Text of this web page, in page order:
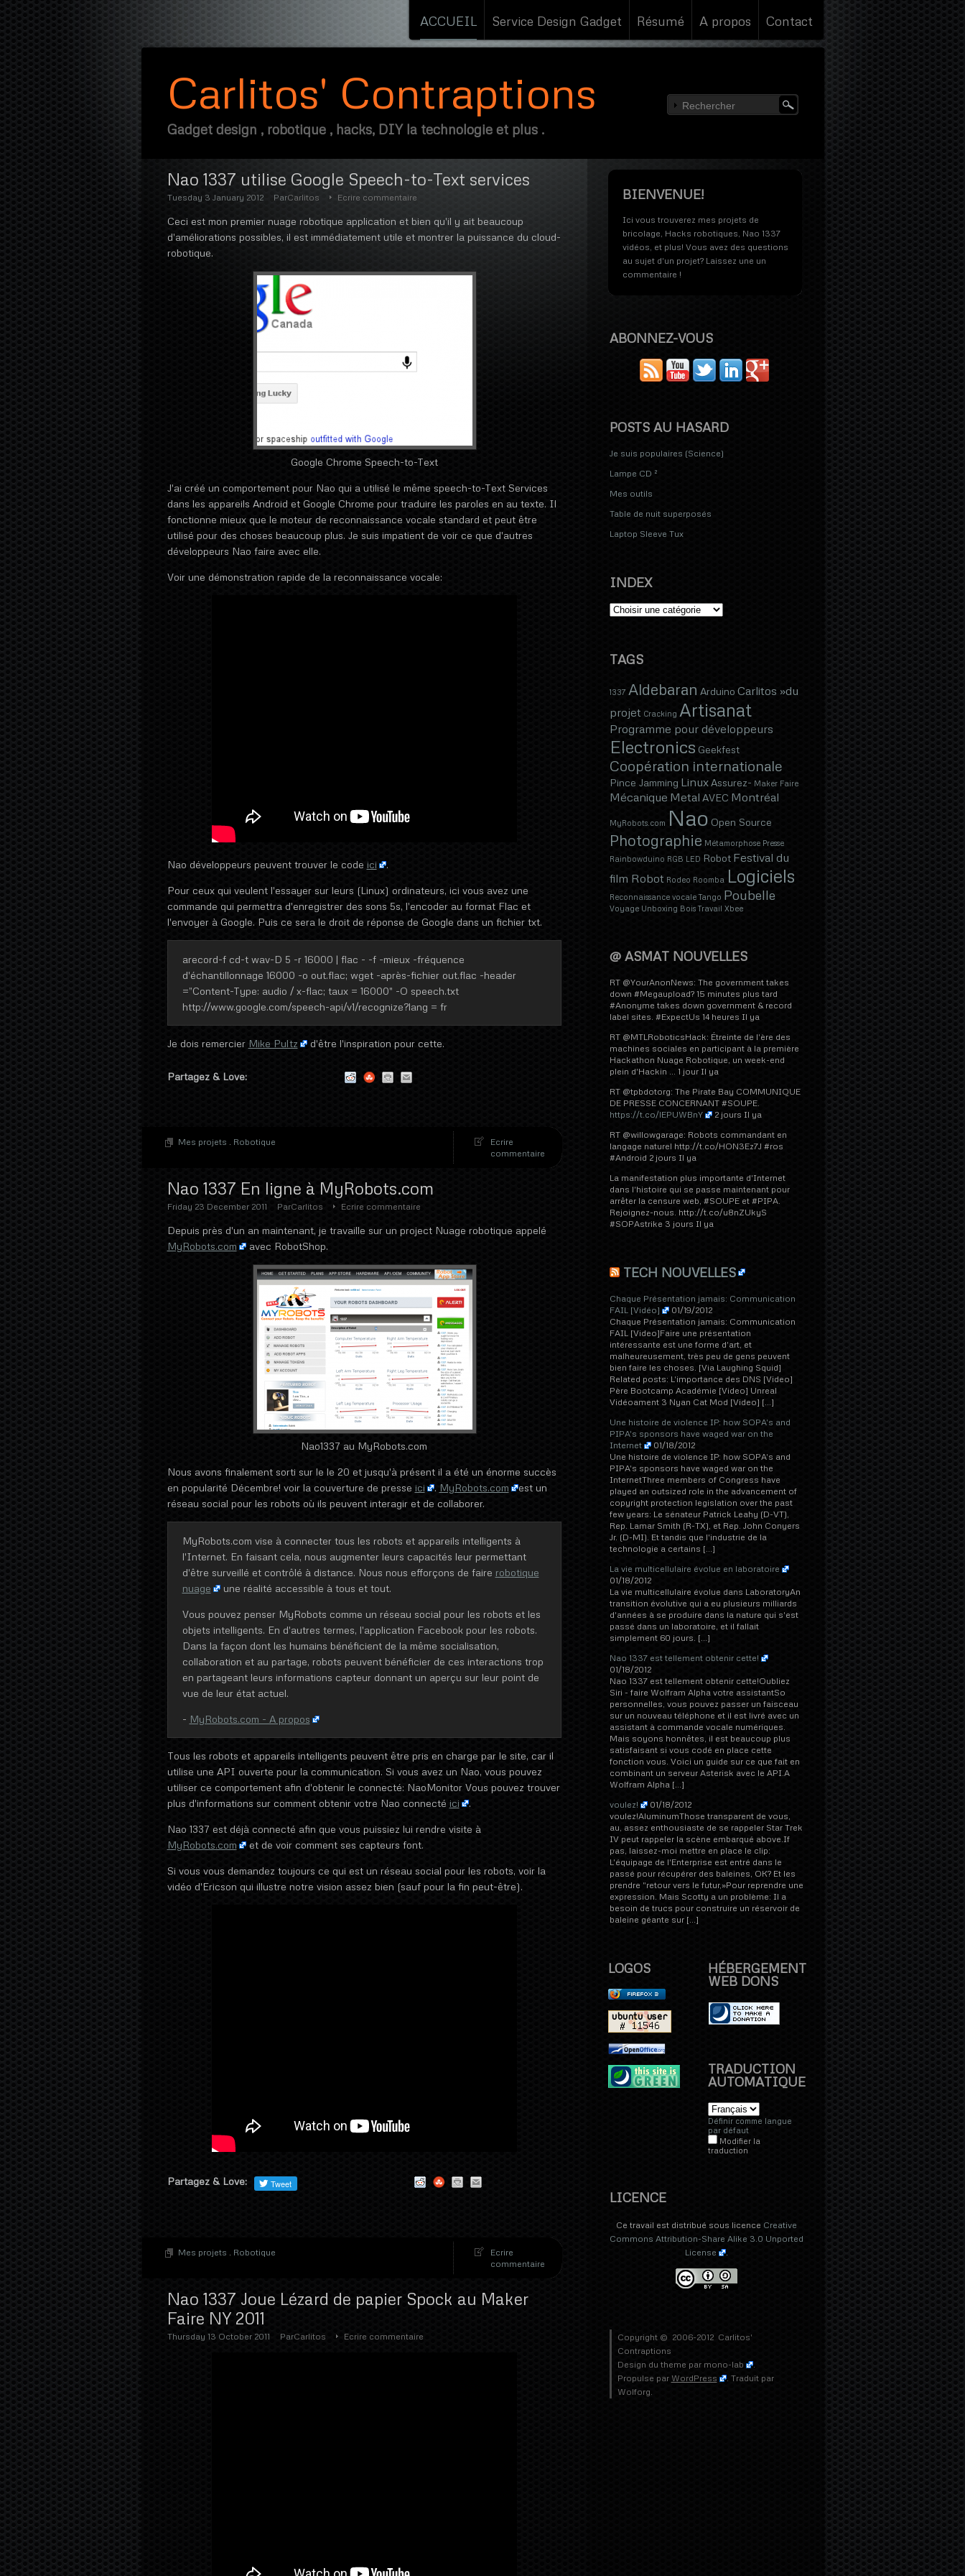
ACCUEIL Service Design Gadget Résumé A propos Contact
Carlitos' Contraptions
Gadget design , robotique , hacks, DIY la technologie et plus .
Nao 1337 utilise Google Speech-to-Text services
Tuesday 3 January 2012 ParCarlitos Ecrire commentaire
Ceci est mon premier nuage robotique application et bien qu'il y ait beaucoup
d'améliorations possibles, il est immédiatement utile et montrer la puissance du cloud-
robotique.
Google Chrome Speech-to-Text
J'ai créé un comportement pour Nao qui a utilisé le même speech-to-Text Services
dans les appareils Android et Google Chrome pour traduire les paroles en au texte. Il
fonctionne mieux que le moteur de reconnaissance vocale standard et peut être
utilisé pour des choses beaucoup plus. Je suis impatient de voir ce que d'autres
développeurs Nao faire avec elle.
Voir une démonstration rapide de la reconnaissance vocale:
Nao développeurs peuvent trouver le code ici .
Pour ceux qui veulent l'essayer sur leurs (Linux) ordinateurs, ici vous avez une
commande qui permettra d'enregistrer des sons 5s, l'encoder au format Flac et
l'envoyer à Google. Puis ce sera le droit de réponse de Google dans un fichier txt.
arecord-f cd-t wav-D 5 -r 16000 | flac - -f -mieux -fréquence
d'échantillonnage 16000 -o out.flac; wget -après-fichier out.flac -header
=”Content-Type: audio / x-flac; taux = 16000″ -O speech.txt
http://www.google.com/speech-api/v1/recognize?lang = fr
Je dois remercier Mike Pultz d'être l'inspiration pour cette.
Partagez & Love:
Mes projets . Robotique
Ecrire
commentaire
Nao 1337 En ligne à MyRobots.com
Friday 23 December 2011 ParCarlitos Ecrire commentaire
Depuis près d'un an maintenant, je travaille sur un project Nuage robotique appelé
MyRobots.com
avec RobotShop.
Nao1337 au MyRobots.com
Nous avons finalement sorti sur le le 20 et jusqu'à présent il a été un énorme succès
en popularité Décembre! voir la couverture de presse ici . MyRobots.com
est un
réseau social pour les robots où ils peuvent interagir et de collaborer.
MyRobots.com vise à connecter tous les robots et appareils intelligents à
l'Internet. En faisant cela, nous augmenter leurs capacités leur permettant
d'être surveillé et contrôlé à distance. Nous nous efforçons de faire robotique
nuage
une réalité accessible à tous et tout.
Vous pouvez penser MyRobots comme un réseau social pour les robots et les
objets intelligents. En d'autres termes, l'application Facebook pour les robots.
Dans la façon dont les humains bénéficient de la même socialisation,
collaboration et au partage, robots peuvent bénéficier de ces interactions trop
en partageant leurs informations capteur donnant un aperçu sur leur point de
vue de leur état actuel.
- MyRobots.com - A propos
Tous les robots et appareils intelligents peuvent être pris en charge par le site, car il
utilise une API ouverte pour la communication. Si vous avez un Nao, vous pouvez
utiliser ce comportement afin d'obtenir le connecté: NaoMonitor Vous pouvez trouver
plus d'informations sur comment obtenir votre Nao connecté ici .
Nao 1337 est déjà connecté afin que vous puissiez lui rendre visite à
MyRobots.com
et de voir comment ses capteurs font.
Si vous vous demandez toujours ce qui est un réseau social pour les robots, voir la
vidéo d'Ericson qui illustre notre vision assez bien (sauf pour la fin peut-être).
Partagez & Love:
Mes projets . Robotique
Ecrire
commentaire
Nao 1337 Joue Lézard de papier Spock au Maker
Faire NY 2011
Thursday 13 October 2011 ParCarlitos Ecrire commentaire
BIENVENUE!
Ici vous trouverez mes projets de
bricolage, Hacks robotiques, Nao 1337
vidéos, et plus! Vous avez des questions
au sujet d'un projet? Laissez une un
commentaire !
ABONNEZ-VOUS
POSTS AU HASARD
Je suis populaires (Science)
Lampe CD ²
Mes outils
Table de nuit superposés
Laptop Sleeve Tux
INDEX
TAGS
1337 Aldebaran Arduino Carlitos »du
projet Cracking Artisanat
Programme pour développeurs
Electronics Geekfest
Coopération internationale
Pince Jamming Linux Assurez- Maker Faire
Mécanique Metal AVEC Montréal
MyRobots.com Nao Open Source
Photographie Métamorphose Presse
Rainbowduino RGB LED Robot Festival du
film Robot Rodeo Roomba Logiciels
Reconnaissance vocale Tango Poubelle
Voyage Unboxing Bois Travail Xbee
@ ASMAT NOUVELLES
RT @YourAnonNews: The government takes
down #Megaupload? 15 minutes plus tard
#Anonyme takes down government& record
label sites. #ExpectUs 14 heures Il ya
RT @MTLRoboticsHack: Étreinte de l'ère des
machines sociales en participant à la première
Hackathon Nuage Robotique, un week-end
plein d'Hackin ... 1 jour Il ya
RT @tpbdotorg: The Pirate Bay COMMUNIQUE
DE PRESSE CONCERNANT #SOUPE.
https://t.co/lEPUWBnY
2 jours Il ya
RT @willowgarage: Robots commandant en
langage naturel http://t.co/HON3Ez7J #ros
#Android 2 jours Il ya
La manifestation plus importante d'Internet
dans l'histoire qui se passe maintenant pour
arrêter la censure web, #SOUPE et #PIPA.
Rejoignez-nous. http://t.co/u8nZUkyS
#SOPAstrike 3 jours Il ya
TECH NOUVELLES
Chaque Présentation jamais: Communication
FAIL [Vidéo]
01/19/2012
Chaque Présentation jamais: Communication
FAIL [Video]Faire une présentation
intéressante est une forme d'art, et
malheureusement, très peu de gens peuvent
bien faire les choses. [Via Laughing Squid]
Related posts: L'importance des DNS [Video]
Père Bootcamp Académie [Video] Unreal
Vidéoament 3 Nyan Cat Mod [Video] […]
Une histoire de violence IP: how SOPA's and
PIPA's sponsors have waged war on the
Internet
01/18/2012
Une histoire de violence IP: how SOPA's and
PIPA's sponsors have waged war on the
InternetThree members of Congress have
played an outsized role in the advancement of
copyright protection legislation over the past
few years: Le sénateur Patrick Leahy (D-VT),
Rep. Lamar Smith (R-TX), et Rep. John Conyers
Jr. (D-MI). Et tandis que l'industrie de la
technologie a certains […]
La vie multicellulaire évolue en laboratoire
01/18/2012
La vie multicellulaire évolue dans LaboratoryAn
transition évolutive qui a eu plusieurs milliards
d'années à se produire dans la nature qui s'est
passé dans un laboratoire, et il fallait
simplement 60 jours. […]
Nao 1337 est tellement obtenir cette!
01/18/2012
Nao 1337 est tellement obtenir cette!Oubliez
Siri - faire Wolfram Alpha votre assistantSo
personnelles, vous pouvez passer un faisceau
sur un nouveau téléphone et il est livré avec un
assistant à commande vocale numériques.
Mais soyons honnêtes, il est beaucoup plus
satisfaisant si vous codé en place cette
fonction vous. Voici un guide sur ce que fait en
combinant un serveur Asterisk avec le API.A
Wolfram Alpha […]
voulez!
01/18/2012
voulez!AluminumThose transparent de vous,
au, assez enthousiaste de se rappeler Star Trek
IV peut rappeler la scène embarqué above.If
pas, laissez-moi mettre en place le clip:
L'équipage de l'Enterprise est entré dans le
passé pour récupérer des baleines, OK? Et les
prendre "retour vers le futur,»Pour reprendre une
expression. Mais Scotty a un problème: Il a
besoin de trucs pour construire un réservoir de
baleine géante sur […]
LOGOS
HÉBERGEMENT
WEB DONS
TRADUCTION
AUTOMATIQUE
Définir comme langue
par défaut
Modifier la
traduction
LICENCE
Ce travail est distribué sous licence Creative
Commons Attribution-Share Alike 3.0 Unported
License
.
Copyright © 2006-2012 Carlitos'
Contraptions
Design du theme par mono-lab
.
Propulse par WordPress
. Traduit par
Wolforg.